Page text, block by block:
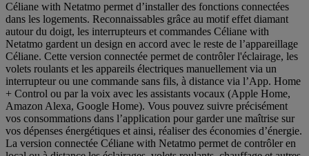
Céliane with Netatmo permet d’installer des fonctions connectées
dans les logements. Reconnaissables grâce au motif effet diamant
autour du doigt, les interrupteurs et commandes Céliane with
Netatmo gardent un design en accord avec le reste de l’appareillage
Céliane. Cette version connectée permet de contrôler l'éclairage, les
volets roulants et les appareils électriques manuellement via un
interrupteur ou une commande sans fils, à distance via l’App. Home
+ Control ou par la voix avec les assistants vocaux (Apple Home,
Amazon Alexa, Google Home). Vous pouvez suivre précisément
vos consommations dans l’application pour garder une maîtrise sur
vos dépenses énergétiques et ainsi, réaliser des économies d’énergie.
La version connectée Céliane with Netatmo permet de contrôler en